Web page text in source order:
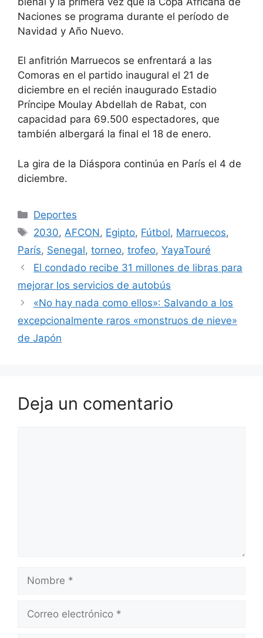
Naciones se programa durante el período de
Navidad y Año Nuevo.
El anfitrión Marruecos se enfrentará a las
Comoras en el partido inaugural el 21 de
diciembre en el recién inaugurado Estadio
Príncipe Moulay Abdellah de Rabat, con
capacidad para 69.500 espectadores, que
también albergará la final el 18 de enero.
La gira de la Diáspora continúa en París el 4 de
diciembre.
Categorías
Deportes
Etiquetas
2030, AFCON, Egipto, Fútbol, Marruecos,
París, Senegal, torneo, trofeo, YayaTouré
El condado recibe 31 millones de libras para
mejorar los servicios de autobús
«No hay nada como ellos»: Salvando a los
excepcionalmente raros «monstruos de nieve»
de Japón
Deja un comentario
electrónico